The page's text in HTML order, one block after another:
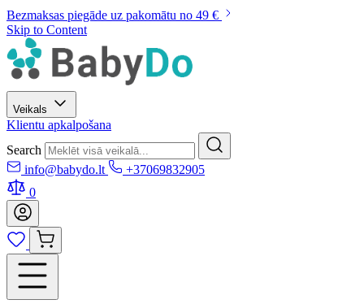
Bezmaksas piegāde uz pakomātu no 49 €
Skip to Content
Veikals
Klientu apkalpošana
Search
info@babydo.lt
+37069832905
0